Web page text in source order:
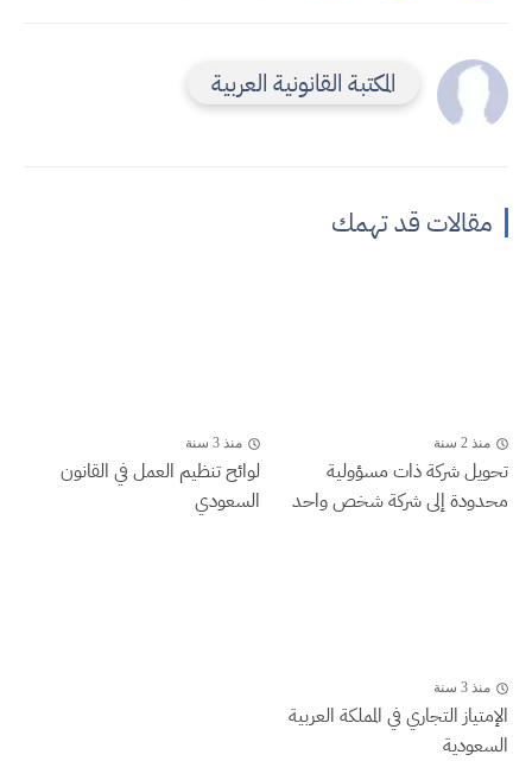
المكتبة القانونية العربية
مقالات قد تهمك
منذ 2 سنة
تحويل شركة ذات مسؤولية
محدودة إلى شركة شخص واحد
منذ 3 سنة
لوائح تنظيم العمل في القانون
السعودي
منذ 3 سنة
الإمتياز التجاري في المملكة العربية
السعودية